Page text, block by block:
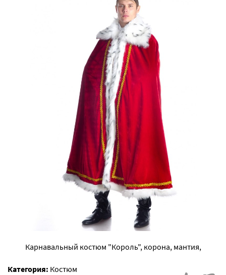
Карнавальный костюм "Король", корона, мантия,
Категория: Костюм